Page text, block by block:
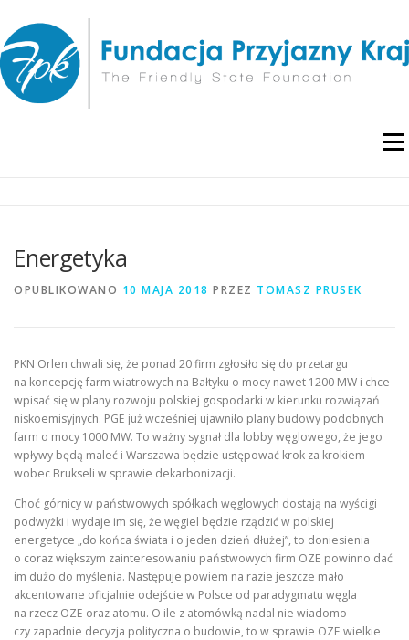
treści
Menu
Energetyka
OPUBLIKOWANO 10 MAJA 2018 PRZEZ TOMASZ PRUSEK
PKN Orlen chwali się, że ponad 20 firm zgłosiło się do przetargu
na koncepcję farm wiatrowych na Bałtyku o mocy nawet 1200 MW i chce
wpisać się w plany rozwoju polskiej gospodarki w kierunku rozwiązań
niskoemisyjnych. PGE już wcześniej ujawniło plany budowy podobnych
farm o mocy 1000 MW. To ważny sygnał dla lobby węglowego, że jego
wpływy będą maleć i Warszawa będzie ustępować krok za krokiem
wobec Brukseli w sprawie dekarbonizacji.
Choć górnicy w państwowych spółkach węglowych dostają na wyścigi
podwyżki i wydaje im się, że węgiel będzie rządzić w polskiej
energetyce „do końca świata i o jeden dzień dłużej”, to doniesienia
o coraz większym zainteresowaniu państwowych firm OZE powinno dać
im dużo do myślenia. Następuje powiem na razie jeszcze mało
akcentowane oficjalnie odejście w Polsce od paradygmatu węgla
na rzecz OZE oraz atomu. O ile z atomówką nadal nie wiadomo
czy zapadnie decyzja polityczna o budowie, to w sprawie OZE wielkie